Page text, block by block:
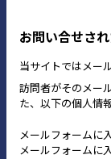
お問い合せさ
当サイトではメー
訪問者がそのメー
た、以下の個人情
メールフォームに
メールフォームに